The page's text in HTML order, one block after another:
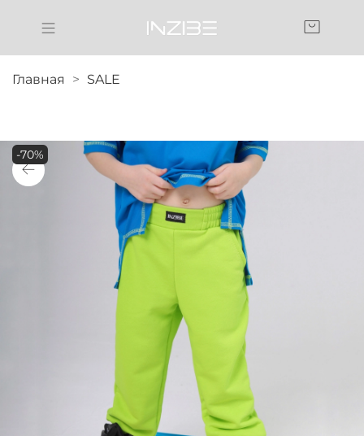
Главная SALE
-70%